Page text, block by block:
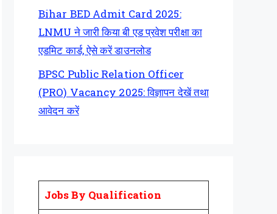
Bihar BED Admit Card 2025:
LNMU ने जारी किया बी एड प्रवेश परीक्षा का
एडमिट कार्ड, ऐसे करें डाउनलोड
BPSC Public Relation Officer
(PRO) Vacancy 2025: विज्ञापन देखें तथा
आवेदन करें
Jobs By Qualification